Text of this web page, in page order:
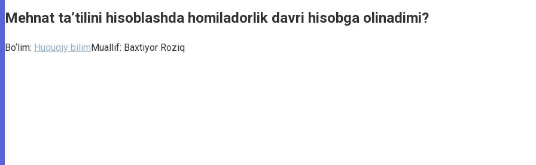
Mehnat taʼtilini hisoblashda homiladorlik davri hisobga olinadimi?
Bo‘lim: Huquqiy bilimMuallif: Baxtiyor Roziq